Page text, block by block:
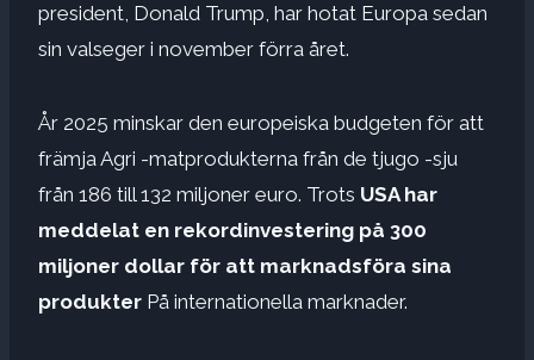
president, Donald Trump, har hotat Europa sedan
sin valseger i november förra året.
År 2025 minskar den europeiska budgeten för att
främja Agri -matprodukterna från de tjugo -sju
från 186 till 132 miljoner euro. Trots USA har
meddelat en rekordinvestering på 300
miljoner dollar för att marknadsföra sina
produkter På internationella marknader.